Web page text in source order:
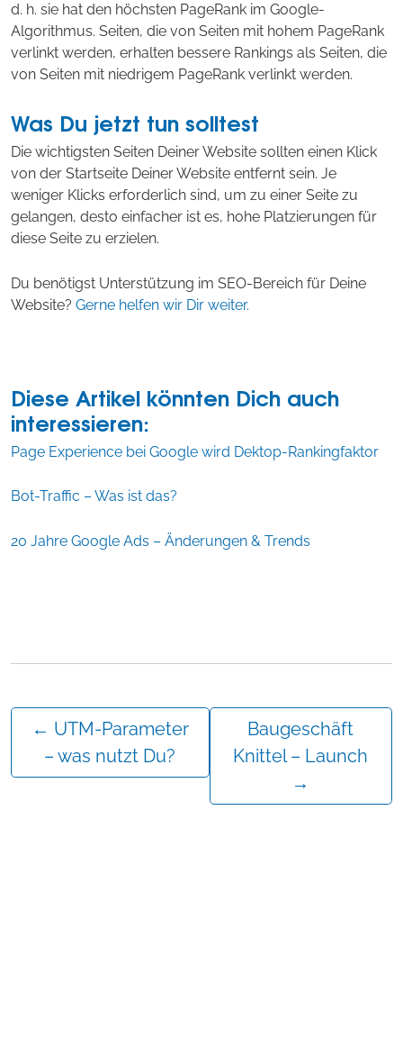
d. h. sie hat den höchsten PageRank im Google-
Algorithmus. Seiten, die von Seiten mit hohem PageRank
verlinkt werden, erhalten bessere Rankings als Seiten, die
von Seiten mit niedrigem PageRank verlinkt werden.
Was Du jetzt tun solltest
Die wichtigsten Seiten Deiner Website sollten einen Klick
von der Startseite Deiner Website entfernt sein. Je
weniger Klicks erforderlich sind, um zu einer Seite zu
gelangen, desto einfacher ist es, hohe Platzierungen für
diese Seite zu erzielen.
Du benötigst Unterstützung im SEO-Bereich für Deine
Website? Gerne helfen wir Dir weiter.
Diese Artikel könnten Dich auch
interessieren:
Page Experience bei Google wird Dektop-Rankingfaktor
Bot-Traffic – Was ist das?
20 Jahre Google Ads – Änderungen & Trends
← UTM-Parameter
– was nutzt Du?
Baugeschäft
Knittel – Launch
→